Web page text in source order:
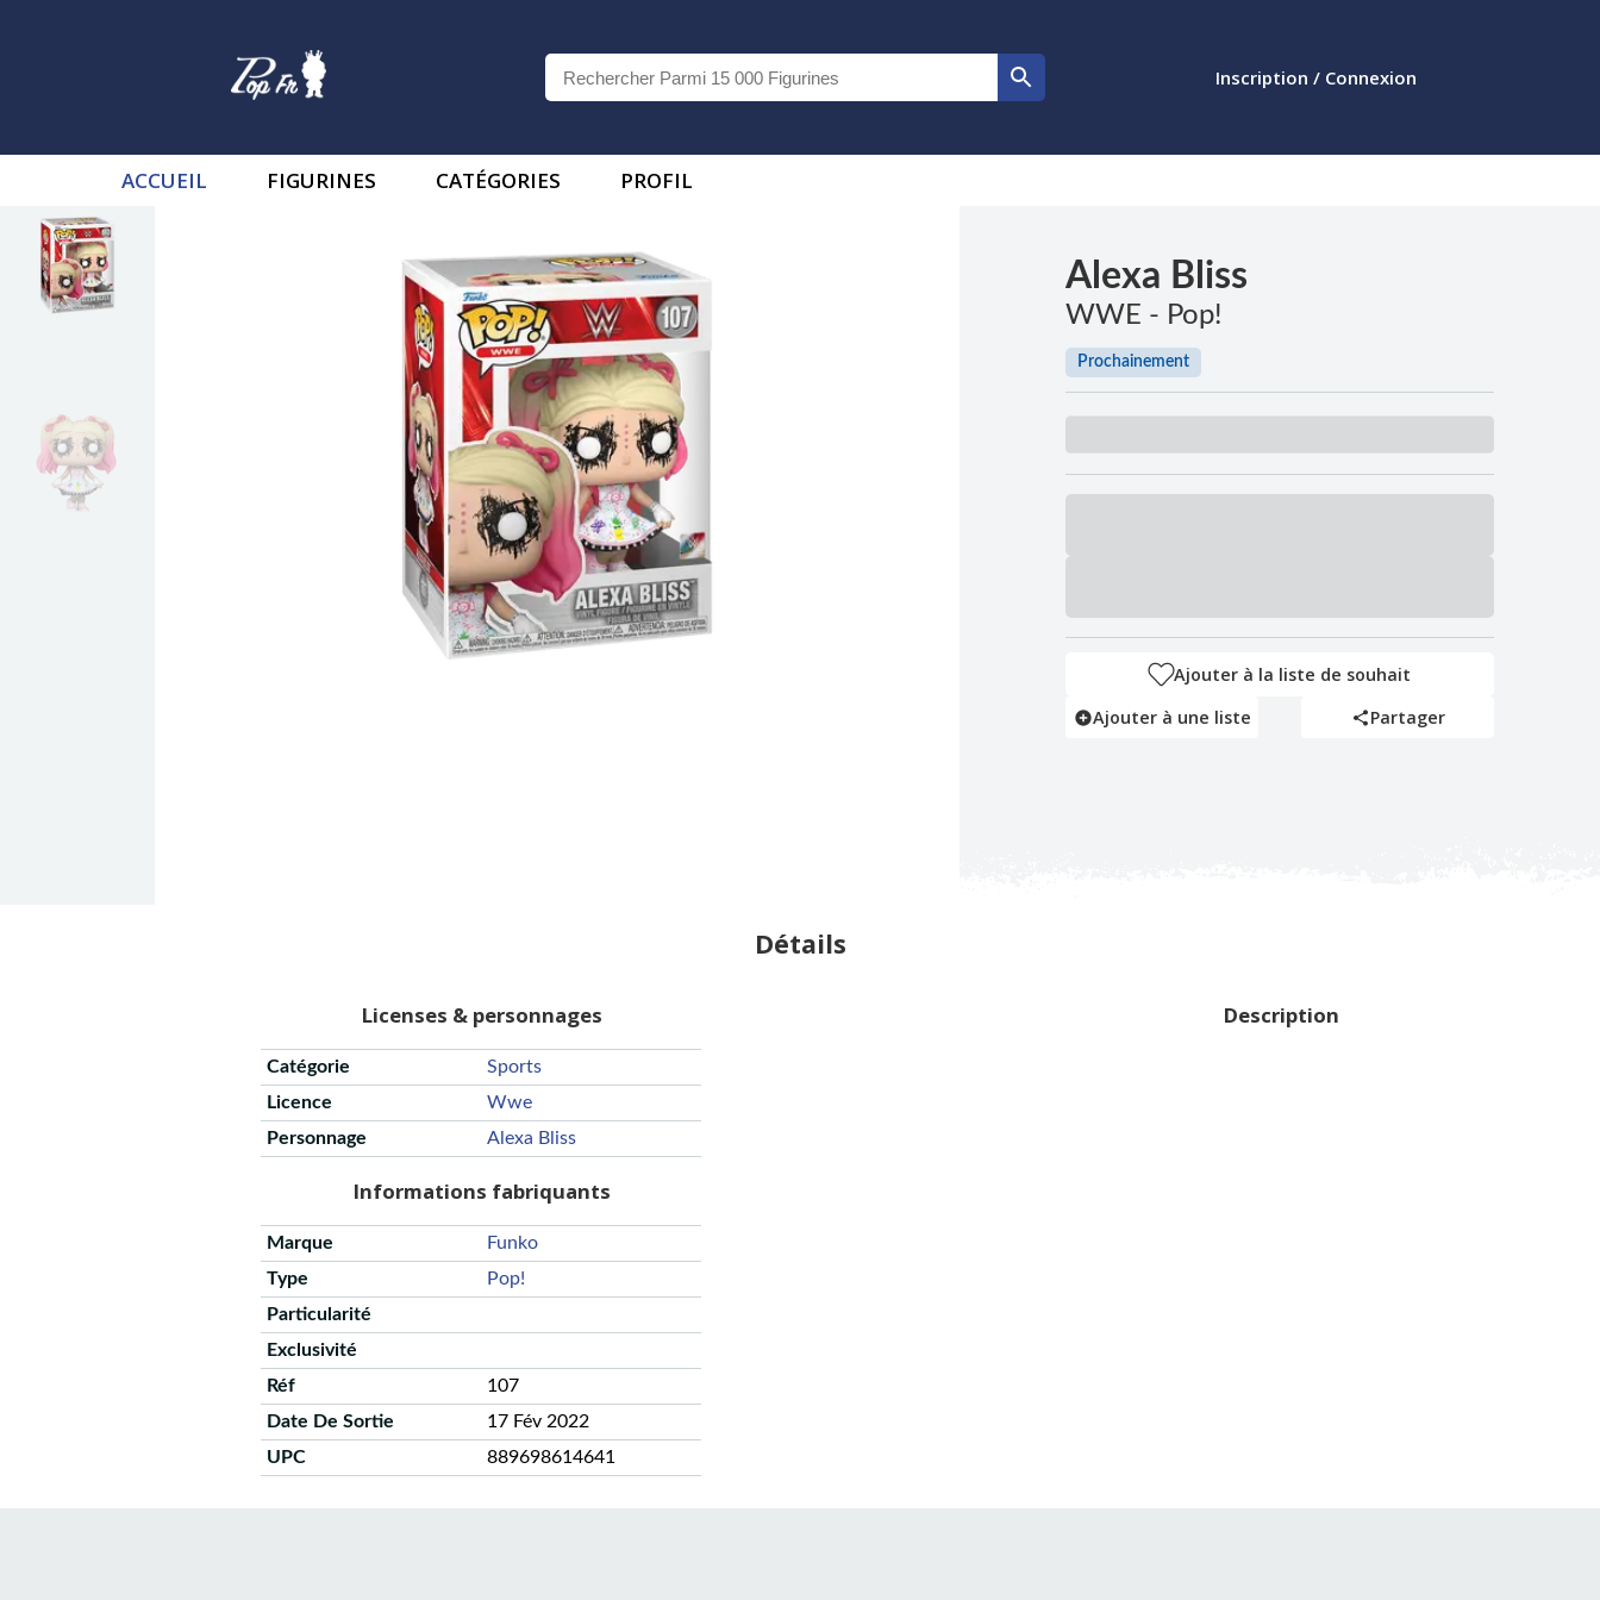
Inscription / Connexion
ACCUEIL FIGURINES CATÉGORIES PROFIL
Alexa Bliss
WWE - Pop!
Prochainement
Ajouter à la liste de souhait
Ajouter à une liste
Partager
Détails
Licenses & personnages
Catégorie
Sports
Licence
Wwe
Personnage
Alexa Bliss
Informations fabriquants
Marque
Funko
Type
Pop!
Particularité
Exclusivité
Réf
107
Date De Sortie
17 Fév 2022
UPC
889698614641
Description